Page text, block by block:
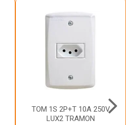
TOM 1S 2P+T 10A 250V
LUX2 TRAMON